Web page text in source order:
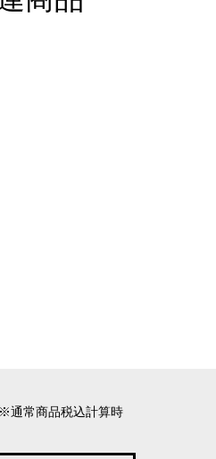
※通常商品税込計算時